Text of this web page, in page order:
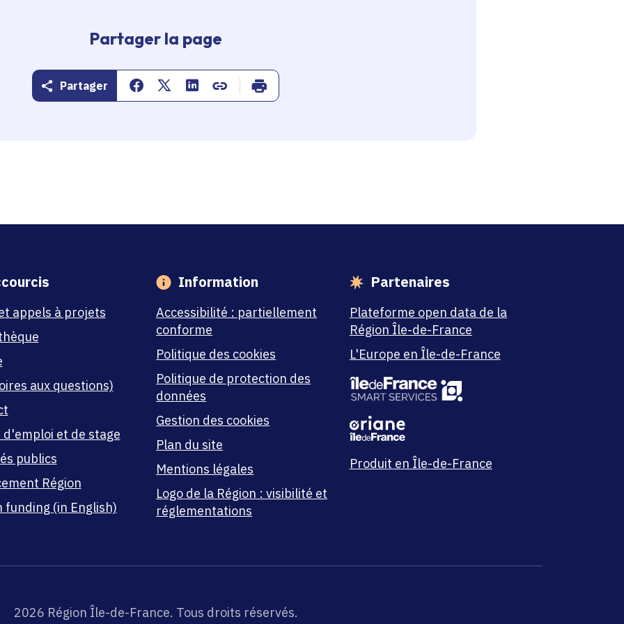
Partager la page
Partager Partager sur Facebook
Partager sur Twitter
Partager sur Linkedin
Copier dans le presse-papier
Imprimer
appels à projets
aux questions)
et de stage
publics
Région
funding (in English)
Information
Accessibilité : partiellement
conforme
Politique des cookies
Politique de protection des
données
Gestion des cookies
Plan du site
Mentions légales
Logo de la Région : visibilité et
réglementations
Partenaires
Plateforme open data de la
Région Île-de-France
L'Europe en Île-de-France
Produit en Île-de-France
2026 Région Île-de-France. Tous droits réservés.